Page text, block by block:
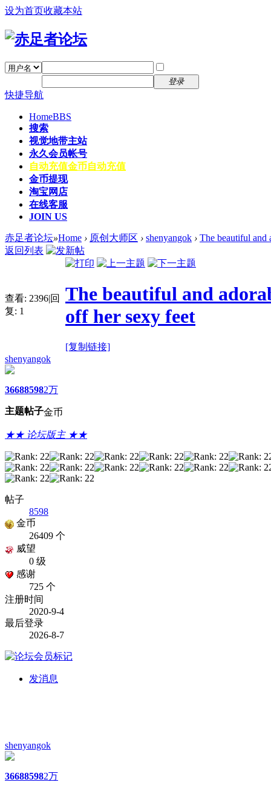
设为首页收藏本站
登录
快捷导航
HomeBBS
搜索
视觉地带主站
永久会员帐号
自动充值金币自动充值
金币提现
淘宝网店
在线客服
JOIN US
赤足者论坛»Home › 原创大师区 › shenyangok › The beautiful and
返回列表
查看: 2396|回
复: 1
The beautiful and
off her sexy feet
[复制链接]
shenyangok
3668
主题
8598
帖子
2万
金币
★★ 论坛版主 ★★
帖子
8598
金币
26409 个
威望
0 级
感谢
725 个
注册时间
2020-9-4
最后登录
2026-8-7
发消息
shenyangok
366885982万